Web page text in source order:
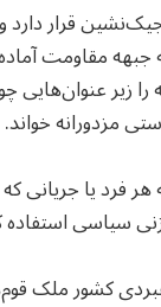
قرار
مقاومت
را زیر
مزدورانه خواند.
فرد یا
سیاسی
کشور ملک